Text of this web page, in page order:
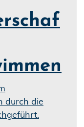
durch die